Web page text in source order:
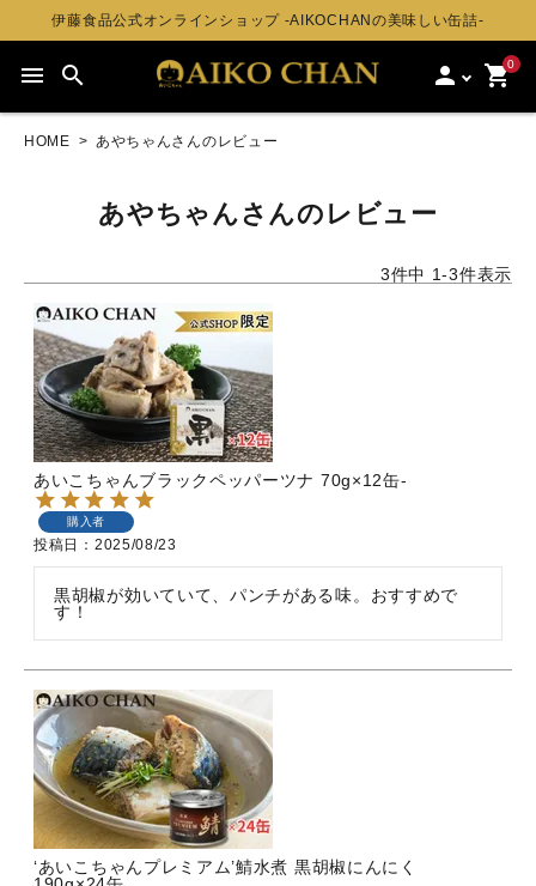
伊藤食品公式オンラインショップ -AIKOCHANの美味しい缶詰-
menu search person 0
shopping_cart
HOME あやちゃんさんのレビュー
あやちゃんさんのレビュー
3件中 1-3件表示
あいこちゃんブラックペッパーツナ 70g×12缶-
購入者
投稿日 2025/08/23
黒胡椒が効いていて、パンチがある味。おすすめで
す！
‘あいこちゃんプレミアム’鯖水煮 黒胡椒にんにく